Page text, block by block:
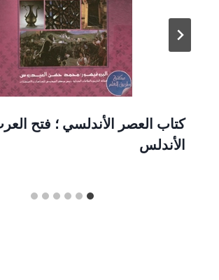
كتاب العصر الأندلسي ؛ فتح
الأندلس